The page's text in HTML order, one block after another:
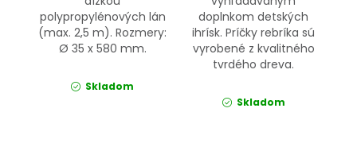
polypropylénových lán
(max. 2,5 m). Rozmery:
Ø 35 x 580 mm.
Skladom
doplnkom detských
ihrísk. Príčky rebríka sú
vyrobené z kvalitného
tvrdého dreva.
Skladom